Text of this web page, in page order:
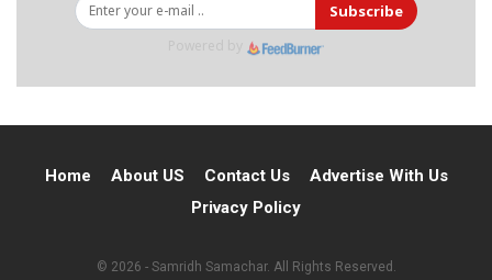
Subscribe
Home About US Contact Us
Advertise With Us
Privacy Policy
© 2026 - Samridh Samachar. All Rights Reserved.